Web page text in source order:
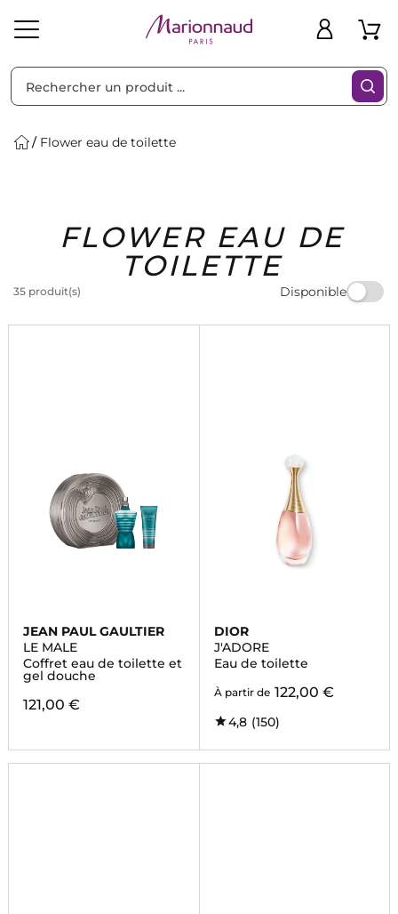
Solaire Homme Marques Idées
Cadeaux
Bons
Plans
Flower eau de toilette
FLOWER EAU DE
TOILETTE
35 produit(s) Disponible
Filtres
JEAN PAUL GAULTIER
LE MALE
Coffret eau de toilette et
gel douche
121,00 €
DIOR
J'ADORE
Eau de toilette
À partir de 122,00 €
4,8 (150)